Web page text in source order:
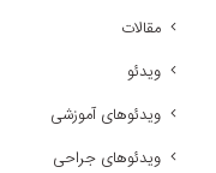
مقالات
ویدئو
ویدئوهای آموزشی
ویدئوهای جراحی